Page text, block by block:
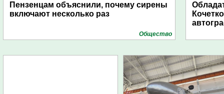
Пензенцам объяснили, почему сирены
включают несколько раз
Общество